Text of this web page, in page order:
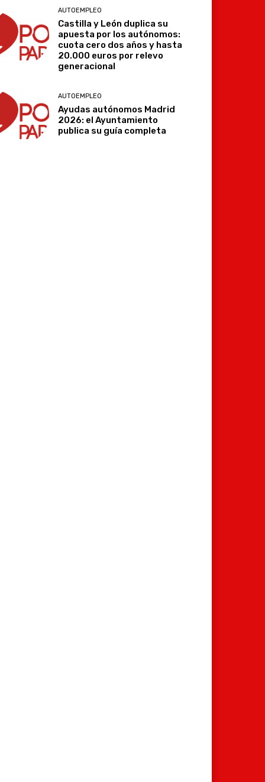
AUTOEMPLEO
Castilla y León duplica su
apuesta por los autónomos:
cuota cero dos años y hasta
20.000 euros por relevo
generacional
AUTOEMPLEO
Ayudas autónomos Madrid
2026: el Ayuntamiento
publica su guía completa